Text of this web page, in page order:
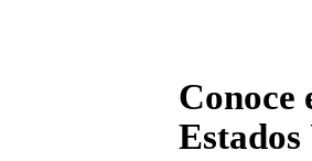
Conoce
Estados